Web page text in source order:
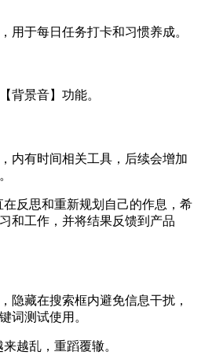
用于每日任务打卡和习惯养成。
背景音】功能。
内有时间相关工具，后续会增加
在反思和重新规划自己的作息，希
和工作，并将结果反馈到产品
隐藏在搜索框内避免信息干扰，
词测试使用。
越乱，重蹈覆辙。